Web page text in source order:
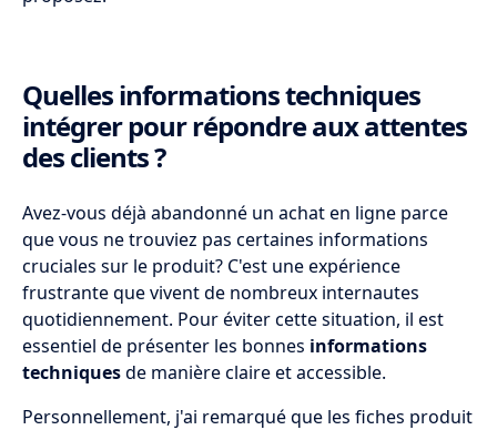
Quelles informations techniques
intégrer pour répondre aux attentes
des clients ?
Avez-vous déjà abandonné un achat en ligne parce
que vous ne trouviez pas certaines informations
cruciales sur le produit? C'est une expérience
frustrante que vivent de nombreux internautes
quotidiennement. Pour éviter cette situation, il est
essentiel de présenter les bonnes informations
techniquesde manière claire et accessible.
Personnellement, j'ai remarqué que les fiches produit